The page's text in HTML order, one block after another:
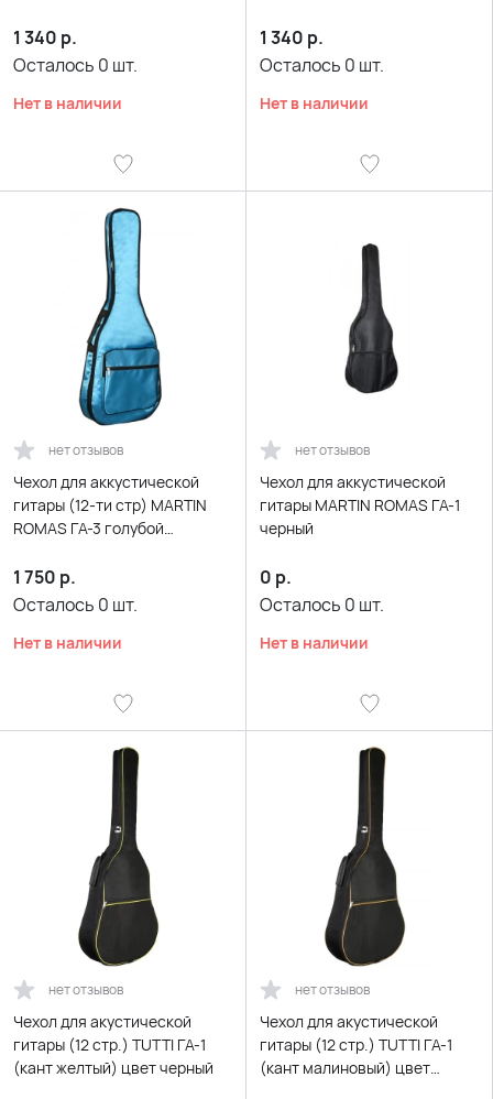
1 340 р.
Осталось 0 шт.
Нет в наличии
1 340 р.
Осталось 0 шт.
Нет в наличии
нет отзывов
Чехол для аккустической
гитары (12-ти стр) MARTIN
ROMAS ГА-3 голубой
1 750 р.
Осталось 0 шт.
Нет в наличии
нет отзывов
Чехол для аккустической
гитары MARTIN ROMAS ГА-1
черный
0 р.
Осталось 0 шт.
Нет в наличии
нет отзывов
Чехол для акустической
гитары (12 стр.) TUTTI ГА-1
(кант желтый) цвет черный
нет отзывов
Чехол для акустической
гитары (12 стр.) TUTTI ГА-1
(кант малиновый) цвет